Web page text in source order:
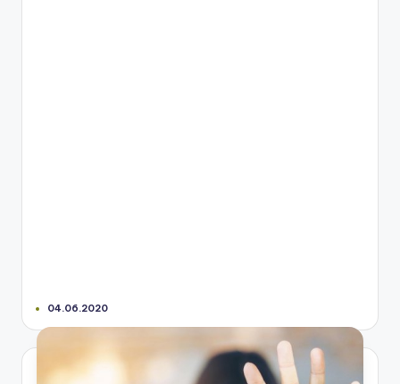
04.06.2020